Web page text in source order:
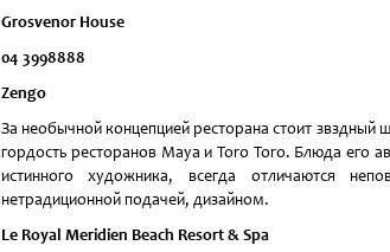
Grosvenor House
04 3998888
Zengo
За необычной концепцией ресторана стоит
гордость ресторанов Maya и Toro Toro. Блюда его
истинного художника, всегда отличаются
нетрадиционной подачей, дизайном.
Le Royal Meridien Beach Resort & Spa